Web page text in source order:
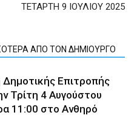
ΤΕΤΑΡΤΗ 9 ΙΟΥΛΙΟΥ 2025
ΑΠΟ ΤΟΝ ΔΗΜΙΟΥΡΓΟ
Δημοτικής Επιτροπής
Τρίτη 4 Αυγούστου
11:00 στο Ανθηρό